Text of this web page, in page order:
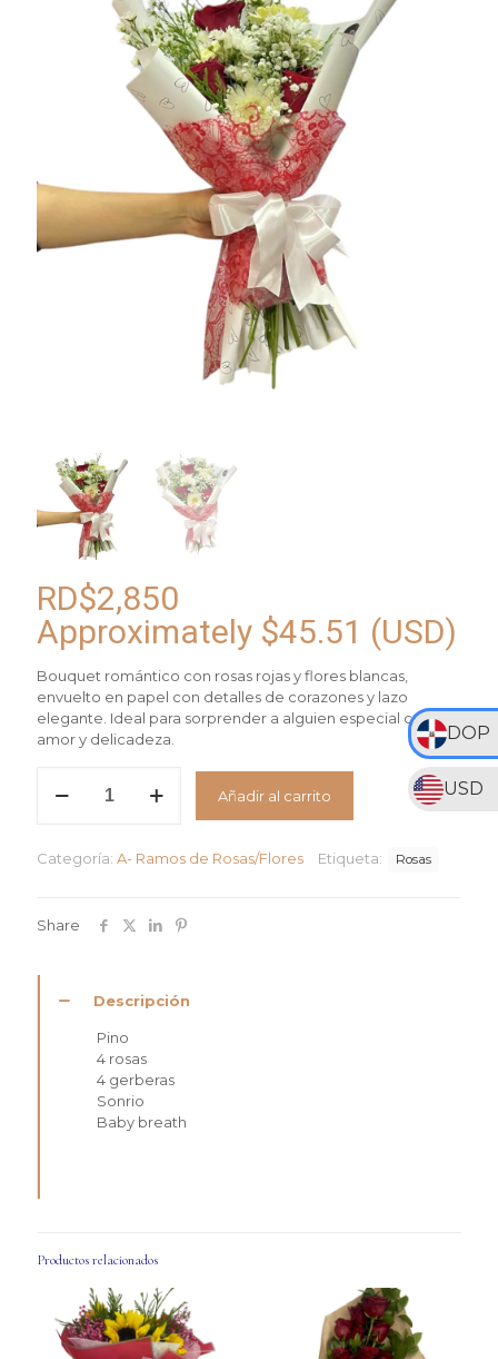
DOP
USD
RD$2,850
Approximately $45.51 (USD)
Bouquet romántico con rosas rojas y flores blancas,
envuelto en papel con detalles de corazones y lazo
elegante. Ideal para sorprender a alguien especial con
amor y delicadeza.
Corazón
Añadir al carrito
Categoría: A- Ramos de Rosas/Flores Etiqueta: Rosas
Share
Descripción
Pino
4 rosas
4 gerberas
Sonrio
Baby breath
Productos relacionados